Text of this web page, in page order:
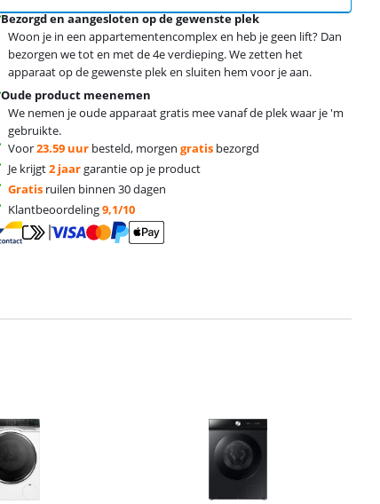
Bezorgd en aangesloten op de gewenste plek
Woon je in een appartementencomplex en heb je geen lift? Dan
bezorgen we tot en met de 4e verdieping. We zetten het
apparaat op de gewenste plek en sluiten hem voor je aan.
Oude product meenemen
We nemen je oude apparaat gratis mee vanaf de plek waar je 'm
gebruikte.
Voor23.59 uur besteld, morgengratis bezorgd
Je krijgt2 jaargarantie op je product
Gratis ruilen binnen 30 dagen
Klantbeoordeling9,1/10